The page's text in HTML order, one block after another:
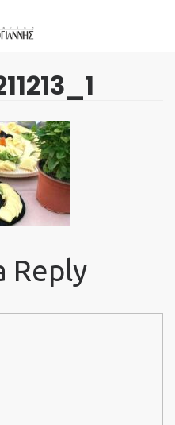
Reply